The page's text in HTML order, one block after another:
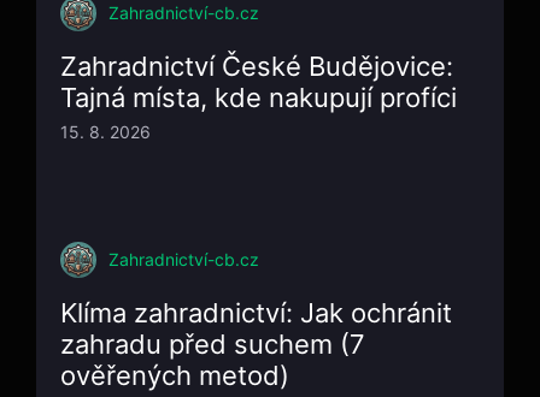
Zahradnictví-cb.cz
Zahradnictví České Budějovice:
Tajná místa, kde nakupují profíci
15. 8. 2026
Zahradnictví-cb.cz
Klíma zahradnictví: Jak ochránit
zahradu před suchem (7
ověřených metod)